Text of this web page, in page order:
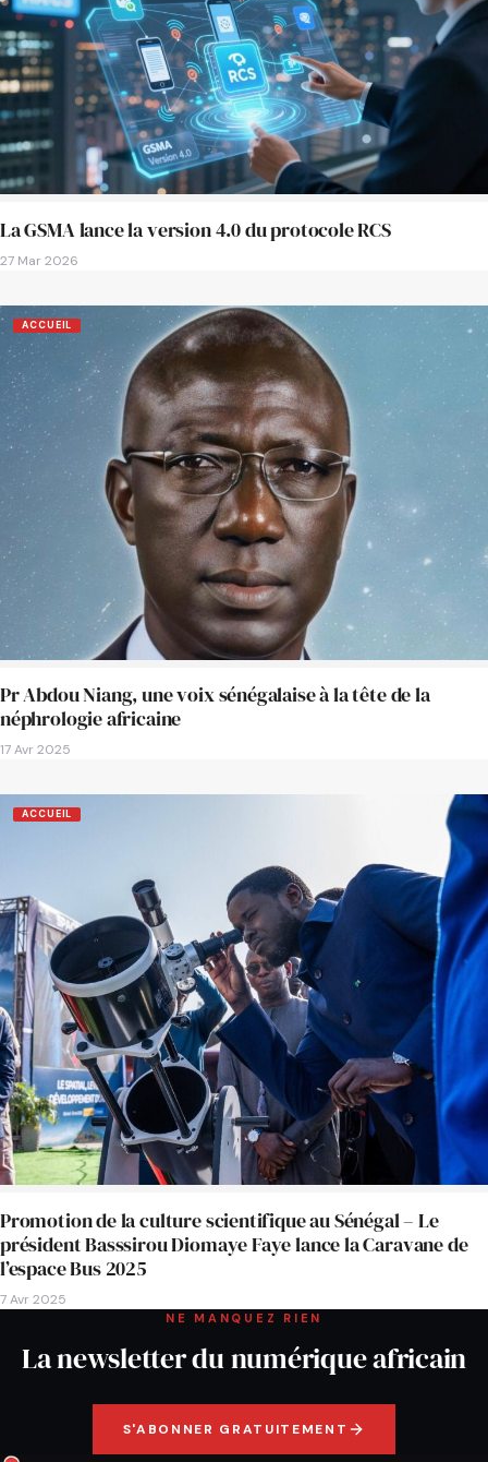
La GSMA lance la version 4.0 du protocole RCS
27 Mar 2026
ACCUEIL
Pr Abdou Niang, une voix sénégalaise à la tête de la
néphrologie africaine
17 Avr 2025
ACCUEIL
Promotion de la culture scientifique au Sénégal – Le
président Basssirou Diomaye Faye lance la Caravane de
l’espace Bus 2025
7 Avr 2025
NE MANQUEZ RIEN
La newsletter du numérique africain
S'ABONNER GRATUITEMENT